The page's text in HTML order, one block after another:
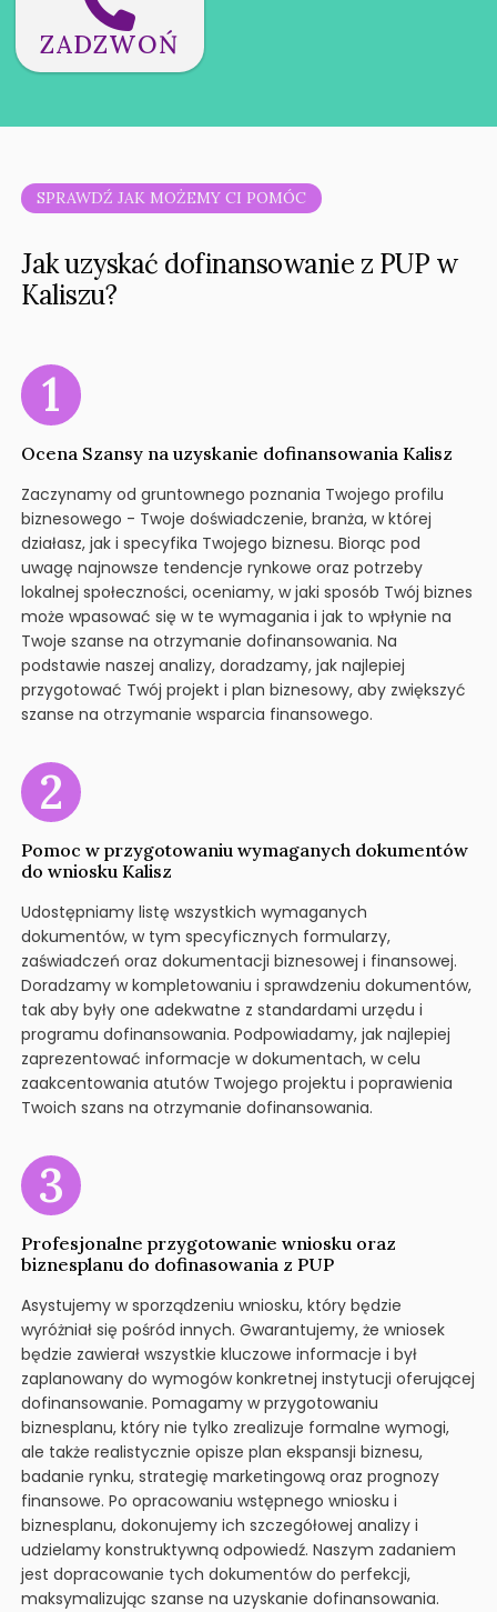
ZADZWOŃ
SPRAWDŹ JAK MOŻEMY CI POMÓC
Jak uzyskać dofinansowanie z PUP w
Kaliszu?
Ocena Szansy na uzyskanie dofinansowania Kalisz
Zaczynamy od gruntownego poznania Twojego profilu
biznesowego - Twoje doświadczenie, branża, w której
działasz, jak i specyfika Twojego biznesu. Biorąc pod
uwagę najnowsze tendencje rynkowe oraz potrzeby
lokalnej społeczności, oceniamy, w jaki sposób Twój biznes
może wpasować się w te wymagania i jak to wpłynie na
Twoje szanse na otrzymanie dofinansowania. Na
podstawie naszej analizy, doradzamy, jak najlepiej
przygotować Twój projekt i plan biznesowy, aby zwiększyć
szanse na otrzymanie wsparcia finansowego.
Pomoc w przygotowaniu wymaganych dokumentów
do wniosku Kalisz
Udostępniamy listę wszystkich wymaganych
dokumentów, w tym specyficznych formularzy,
zaświadczeń oraz dokumentacji biznesowej i finansowej.
Doradzamy w kompletowaniu i sprawdzeniu dokumentów,
tak aby były one adekwatne z standardami urzędu i
programu dofinansowania. Podpowiadamy, jak najlepiej
zaprezentować informacje w dokumentach, w celu
zaakcentowania atutów Twojego projektu i poprawienia
Twoich szans na otrzymanie dofinansowania.
Profesjonalne przygotowanie wniosku oraz
biznesplanu do dofinasowania z PUP
Asystujemy w sporządzeniu wniosku, który będzie
wyróżniał się pośród innych. Gwarantujemy, że wniosek
będzie zawierał wszystkie kluczowe informacje i był
zaplanowany do wymogów konkretnej instytucji oferującej
dofinansowanie. Pomagamy w przygotowaniu
biznesplanu, który nie tylko zrealizuje formalne wymogi,
ale także realistycznie opisze plan ekspansji biznesu,
badanie rynku, strategię marketingową oraz prognozy
finansowe. Po opracowaniu wstępnego wniosku i
biznesplanu, dokonujemy ich szczegółowej analizy i
udzielamy konstruktywną odpowiedź. Naszym zadaniem
jest dopracowanie tych dokumentów do perfekcji,
maksymalizując szanse na uzyskanie dofinansowania.